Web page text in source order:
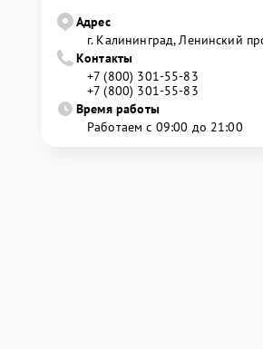
Адрес
г. Калининград, Ленинский
Контакты
+7 (800) 301-55-83
+7 (800) 301-55-83
Время работы
Работаем с 09:00 до 21:00